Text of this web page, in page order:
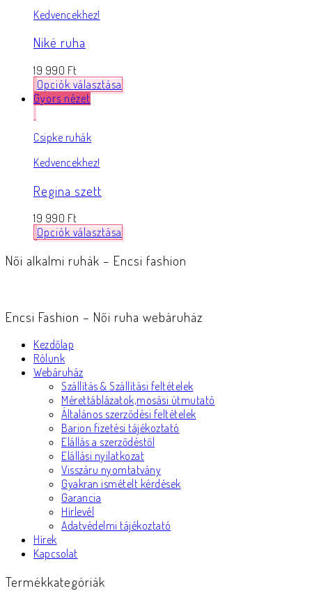
Kedvencekhez!
Niké ruha
19 990 Ft
Opciók választása
Gyors nézet
Csipke ruhák
Kedvencekhez!
Regina szett
19 990 Ft
Opciók választása
Női alkalmi ruhák – Encsi fashion
Encsi Fashion – Női ruha webáruház
Kezdőlap
Rólunk
Webáruház
Szállítás & Szállítási feltételek
Mérettáblázatok,mosási útmutató
Általános szerződési feltételek
Barion fizetési tájékoztató
Elállás a szerződéstől
Elállási nyilatkozat
Visszáru nyomtatvány
Gyakran ismételt kérdések
Garancia
Hírlevél
Adatvédelmi tájékoztató
Hírek
Kapcsolat
Termékkategóriák